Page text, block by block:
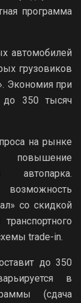
программа
автомобилей
грузовиков
Экономия при
до 350 тысяч
на рынке
повышение
автопарка.
со скидкой
trade-in.
до 350
в
(сдача